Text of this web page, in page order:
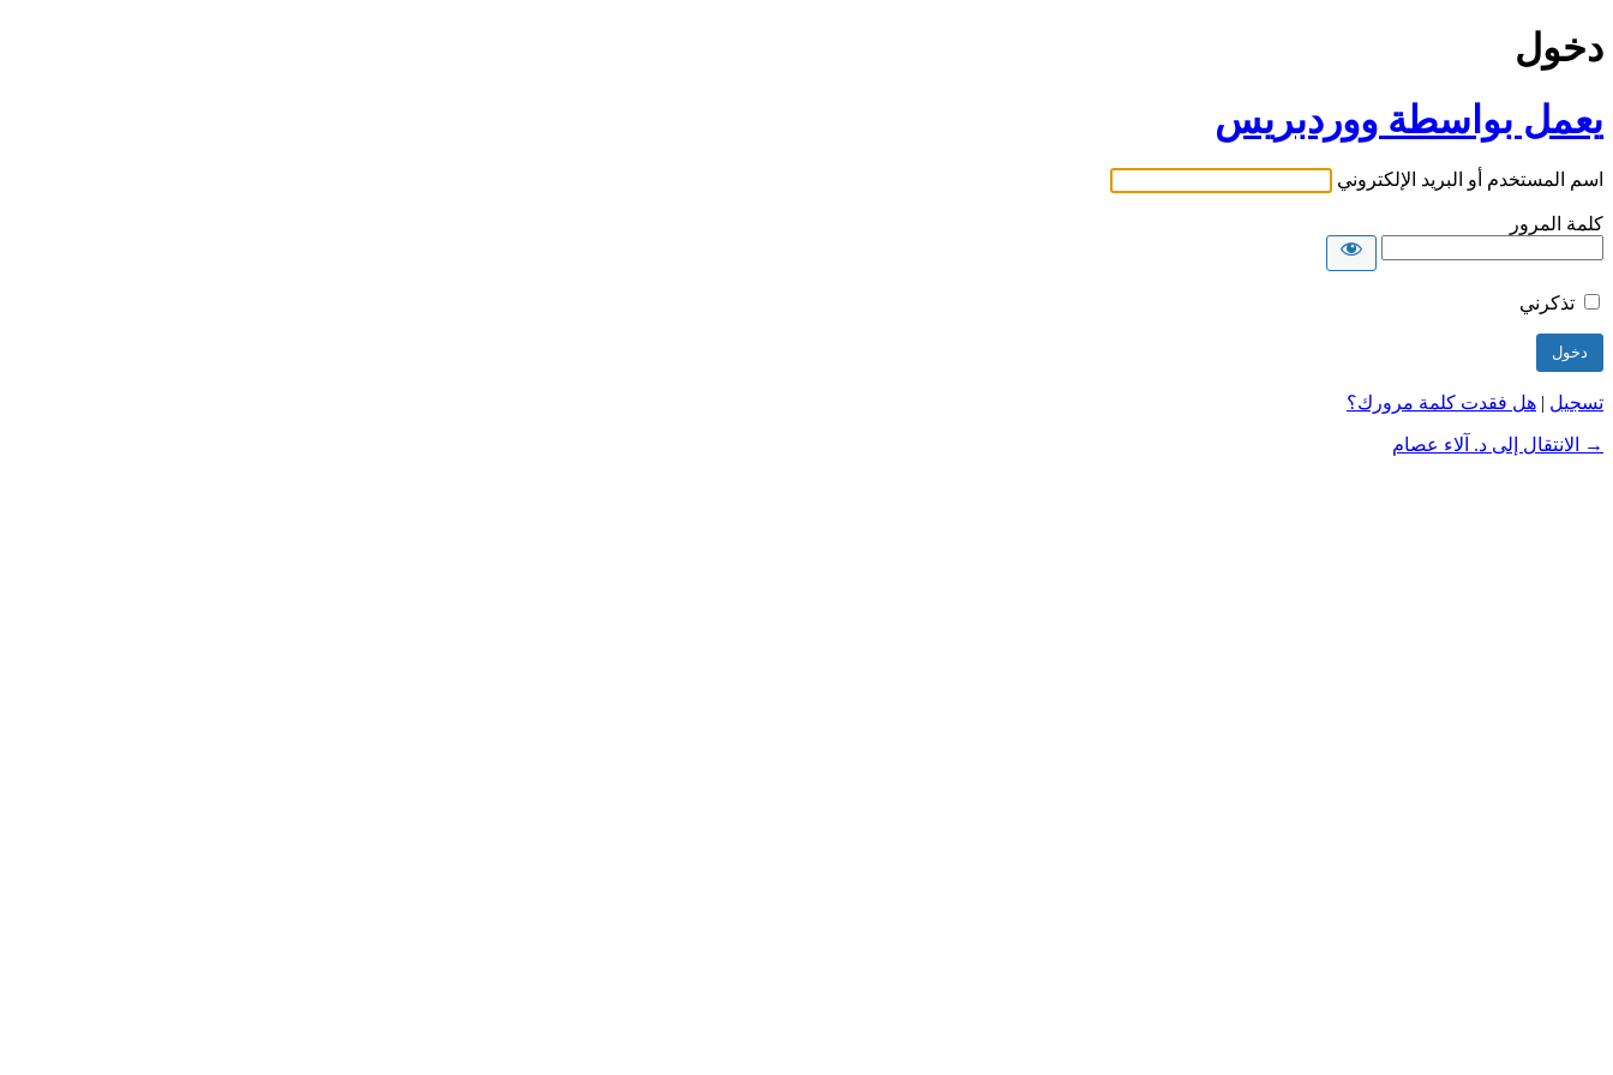
دخول
يعمل بواسطة ووردبريس
اسم المستخدم أو البريد الإلكتروني
كلمة المرور
تذكرني
تسجيل | هل فقدت كلمة مرورك؟
→ الانتقال إلى د. آلاء عصام